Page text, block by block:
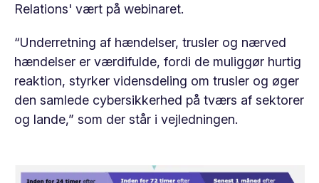
Relations' vært på webinaret.
“Underretning af hændelser, trusler og nærved
hændelser er værdifulde, fordi de muliggør hurtig
reaktion, styrker vidensdeling om trusler og øger
den samlede cybersikkerhed på tværs af sektorer
og lande,” som der står i vejledningen.